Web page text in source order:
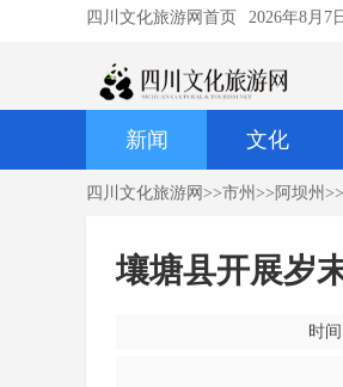
四川文化旅游网首页 2026年8月7
新闻 文化
四川文化旅游网 >>市州 >> 阿坝州
壤塘县开展岁
时